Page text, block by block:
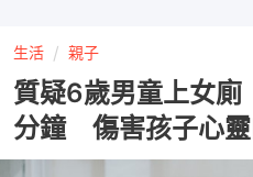
生活 親子
質疑6歲男童上女
分鐘 傷害孩子心靈